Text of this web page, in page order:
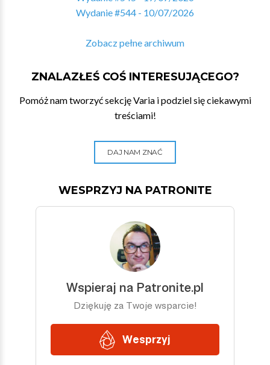
Wydanie #544 - 10/07/2026
Zobacz pełne archiwum
ZNALAZŁEŚ COŚ INTERESUJĄCEGO?
Pomóż nam tworzyć sekcję Varia i podziel się ciekawymi
treściami!
DAJ NAM ZNAĆ
WESPRZYJ NA PATRONITE